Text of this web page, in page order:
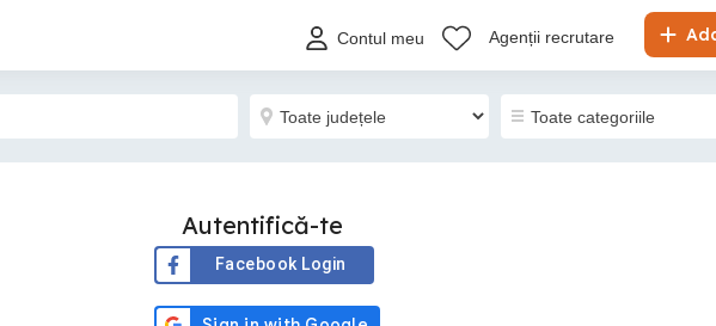
Contul meu Agenții recrutare
Autentifică-te
Facebook Login